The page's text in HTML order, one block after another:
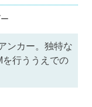
ンカー。独特な
を行ううえでの